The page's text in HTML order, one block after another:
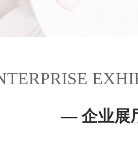
— 企业展